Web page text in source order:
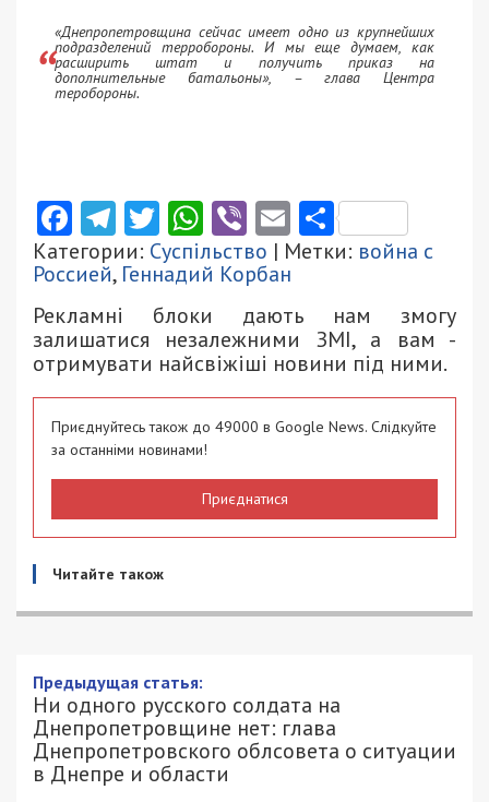
«Днепропетровщина сейчас имеет одно из крупнейших
подразделений терробороны. И мы еще думаем, как
расширить штат и получить приказ на
дополнительные батальоны», – глава Центра
теробороны.
Facebook
Telegram
Twitter
WhatsApp
ViberEmail
Категории: Суспільство | Метки: война с
Россией, Геннадий Корбан
Рекламні блоки дають нам змогу
залишатися незалежними ЗМІ, а вам -
отримувати найсвіжіші новини під ними.
Приєднуйтесь також до 49000 в Google News. Слідкуйте
за останніми новинами!
Приєднатися
Читайте також
Предыдущая статья:
Ни одного русского солдата на
Днепропетровщине нет: глава
Днепропетровского облсовета о ситуации
в Днепре и области